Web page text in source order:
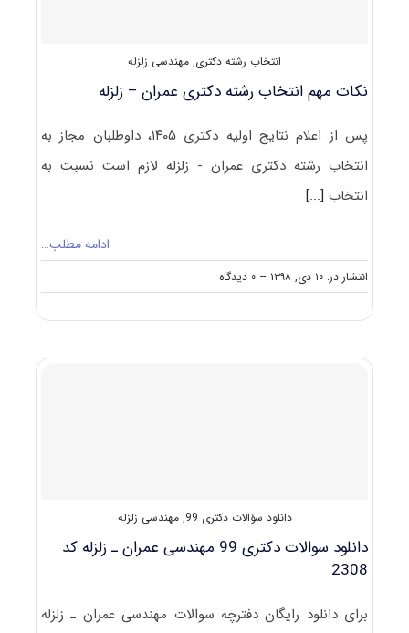
انتخاب رشته دکتری, مهندسی زلزله
نکات مهم انتخاب رشته دکتری عمران – زلزله
پس از اعلام نتایج اولیه دکتری ۱۴۰۵، داوطلبان مجاز به
انتخاب رشته دکتری عمران - زلزله لازم است نسبت به
انتخاب[...]
ادامه مطلب…
انتشار در: ۱۰ دی, ۱۳۹۸ -- ۰ دیدگاه
on
نکات
دکتری
دانلود سؤالات دکتری 99 ,مهندسی زلزله
دانلود سوالات دکتری 99 مهندسی عمران ـ زلزله کد
2308
برای دانلود رایگان دفترچه سوالات مهندسی عمران ـ زلزله